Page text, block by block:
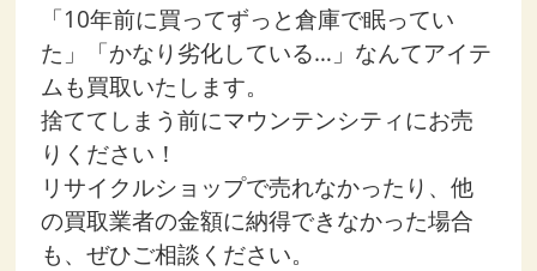
「10年前に買ってずっと倉庫で眠ってい
た」「かなり劣化している…」なんてアイテ
ムも買取いたします。
捨ててしまう前にマウンテンシティにお売
りください！
リサイクルショップで売れなかったり、他
の買取業者の金額に納得できなかった場合
も、ぜひご相談ください。